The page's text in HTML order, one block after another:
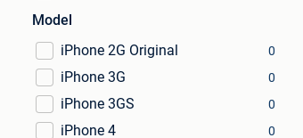
Model
iPhone 2G Original
0
iPhone 3G 0
iPhone 3GS 0
iPhone 4 0